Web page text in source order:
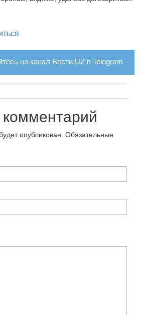
на канал Вести.UZ в Telegram
опубликован. Обязательные